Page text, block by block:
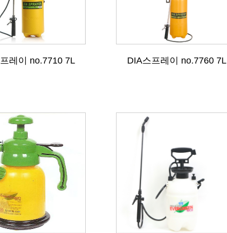
레이 no.7710 7L DIA스프레이 no.7760 7L